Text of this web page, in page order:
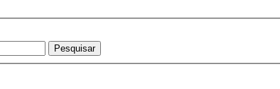
Pesquisar